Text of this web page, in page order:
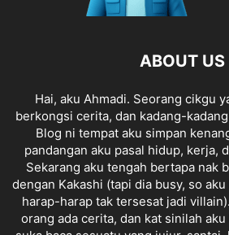
ABOUT US
Hai, aku Ahmadi. Seorang cikgu
berkongsi cerita, dan kadang-
Blog ni tempat aku simpan
pandangan aku pasal hidup, kerja,
Sekarang aku tengah bertapa nak
dengan Kakashi (tapi dia busy, so
harap-harap tak tersesat jadi
orang ada cerita, dan kat sinilah